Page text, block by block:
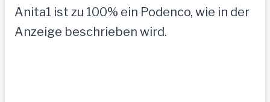
Anita1 ist zu 100% ein Podenco, wie in der
Anzeige beschrieben wird.